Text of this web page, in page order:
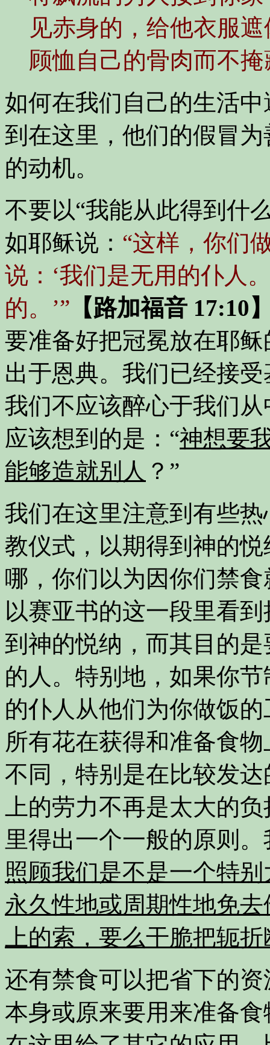
见赤身的，给他衣服
顾恤自己的骨肉而不
如何在我们自己的生活
到在这里，他们的假冒
的动机。
不要以“我能从此得到什
如耶稣说： “这样，你们
说：‘我们是无用的仆人
的。’” 【路加福音 17:10
要准备好把冠冕放在耶
出于恩典。我们已经接
我们不应该醉心于我们
应该想到的是：“神想要
能够造就别人 ？”
我们在这里注意到有些
教仪式，以期得到神的
哪，你们以为因你们禁
以赛亚书的这一段里看
到神的悦纳，而其目的
的人。特别地，如果你
的仆人从他们为你做饭
所有花在获得和准备食
不同，特别是在比较发
上的劳力不再是太大的
里得出一个一般的原则
照顾我们是不是一个特
永久性地或周期性地免
上的索，要么干脆把轭折
还有禁食可以把省下的
本身或原来要用来准备